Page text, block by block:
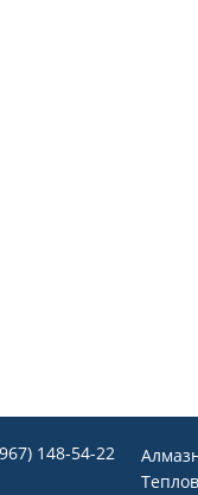
148-54-22